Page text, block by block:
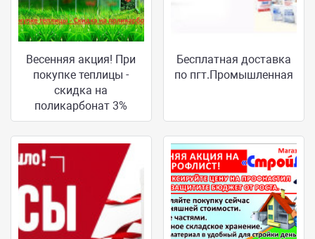
Весенняя акция! При
покупке теплицы -
скидка на
поликарбонат 3%
Бесплатная доставка
по пгт.Промышленная